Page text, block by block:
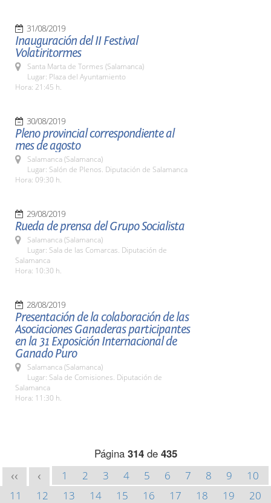
31/08/2019
Inauguración del II Festival
Volatiritormes
Santa Marta de Tormes (Salamanca)
Lugar: Plaza del Ayuntamiento
Hora: 21:45 h.
30/08/2019
Pleno provincial correspondiente al
mes de agosto
Salamanca (Salamanca)
Lugar: Salón de Plenos. Diputación de Salamanca
Hora: 09:30 h.
29/08/2019
Rueda de prensa del Grupo Socialista
Salamanca (Salamanca)
Lugar: Sala de las Comarcas. Diputación de
Salamanca
Hora: 10:30 h.
28/08/2019
Presentación de la colaboración de las
Asociaciones Ganaderas participantes
en la 31 Exposición Internacional de
Ganado Puro
Salamanca (Salamanca)
Lugar: Sala de Comisiones. Diputación de
Salamanca
Hora: 11:30 h.
Página 314de 435
<< < 1 2 3 4 5 6 7 8 9
10
11
12 13 14 15 16 17 18 19
20